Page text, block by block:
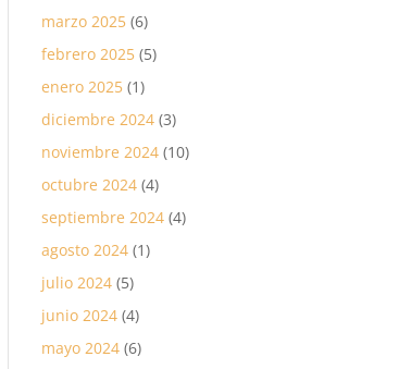
marzo 2025 (6)
febrero 2025 (5)
enero 2025 (1)
diciembre 2024 (3)
noviembre 2024 (10)
octubre 2024 (4)
septiembre 2024 (4)
agosto 2024 (1)
julio 2024 (5)
junio 2024 (4)
mayo 2024 (6)